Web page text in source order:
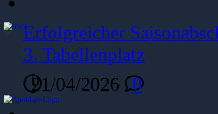
Erfolgreicher
3. Tabellenplatz
21/04/2026
0